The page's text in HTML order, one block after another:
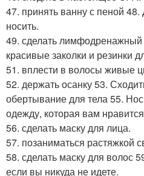
47. принять ванну с пеной
носить.
49. сделать
красивые заколки и резинки
51. вплести в волосы живые
52. держать осанку 53.
обертывание для тела 55.
одежду, которая вам
56. сделать маску для лица.
57. позаниматься растяжкой
58. сделать маску для волос
если вы никуда не идете.